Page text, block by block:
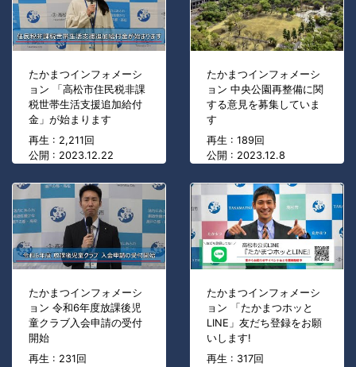
たかまつインフォメーシ
ョン 「高松市住民税非課
税世帯生活支援追加給付
金」が始まります
再生 : 2,211回
公開 : 2023.12.22
たかまつインフォメーシ
ョン 中央公園再整備に関
する意見を募集していま
す
再生 : 189回
公開 : 2023.12.8
たかまつインフォメーシ
ョン 令和6年度放課後児
童クラブ入会申請の受付
開始
再生 : 231回
たかまつインフォメーシ
ョン 「たかまつホッと
LINE」友だち登録をお願
いします!
再生 : 317回